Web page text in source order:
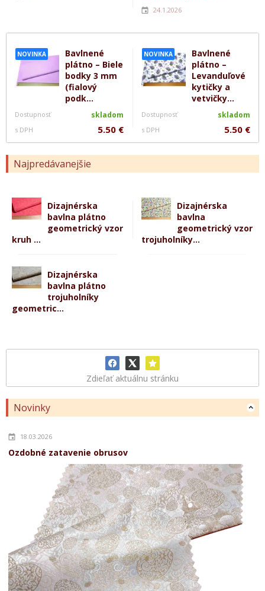
NOVINKA
Bavlnené
plátno – Biele
bodky 3 mm
(fialový
podk...
Dostupnosť skladom
s DPH 5.50 €
NOVINKA
Bavlnené
plátno –
Levanduľové
kytičky a
vetvičky...
Dostupnosť skladom
s DPH 5.50 €
Najpredávanejšie
Dizajnérska
bavlna plátno
geometrický vzor
kruh ...
Dizajnérska
bavlna
geometrický vzor
trojuholníky...
Dizajnérska
bavlna plátno
trojuholníky
geometric...
Zdieľať aktuálnu stránku
Novinky
18.03.2026
Ozdobné zatavenie obrusov
24.1.2026